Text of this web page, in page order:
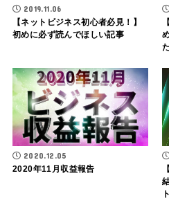
2019.11.06
【ネットビジネス初心者必見！】
初めに必ず読んでほしい記事
2020.12.05
2020年11月収益報告